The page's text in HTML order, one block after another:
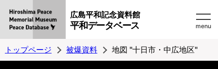
広島平和記念資料館
平和データベース menu
トップページ 被爆資料 地図 "十日市・中広地区"